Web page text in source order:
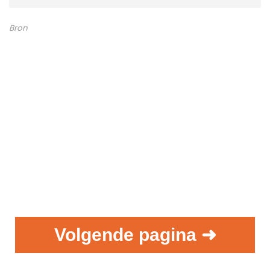
Bron
Volgende pagina ➜